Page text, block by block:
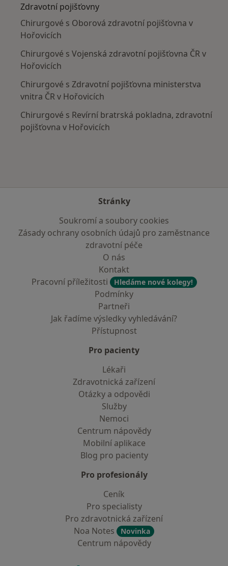
Zdravotní pojišťovny
Chirurgové s Oborová zdravotní pojišťovna v
Hořovicích
Chirurgové s Vojenská zdravotní pojišťovna ČR v
Hořovicích
Chirurgové s Zdravotní pojišťovna ministerstva
vnitra ČR v Hořovicích
Chirurgové s Revírní bratrská pokladna, zdravotní
pojišťovna v Hořovicích
Stránky
Soukromí a soubory cookies
Zásady ochrany osobních údajů pro zaměstnance
zdravotní péče
O nás
Kontakt
Pracovní příležitosti
Hledáme nové kolegy!
Podmínky
Partneři
Jak řadíme výsledky vyhledávání?
Přístupnost
Pro pacienty
Lékaři
Zdravotnická zařízení
Otázky a odpovědi
Služby
Nemoci
Centrum nápovědy
Mobilní aplikace
Blog pro pacienty
Pro profesionály
Ceník
Pro specialisty
Pro zdravotnická zařízení
Noa Notes
Novinka
Centrum nápovědy